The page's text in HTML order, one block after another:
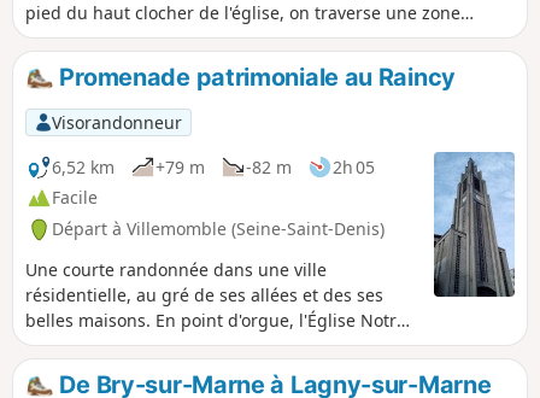
pied du haut clocher de l'église, on traverse une zone
pavillonnaire et on monte sur le Plateau d'Avron. On en
descend en traversant avec quelques zigzags le Parc des
Coteaux d'Avron. Le parcours s'achève sur une voie
piétonnière presque en ligne droite à travers Neuilly-
Plaisance.
Promenade patrimoniale au Raincy
Visorandonneur
6,52 km
+79 m -82 m
2h 05
Facile
Départ à Villemomble (Seine-Saint-Denis)
Une courte randonnée dans une ville
résidentielle, au gré de ses allées et des ses
belles maisons. En point d'orgue, l'Église Notre-
Dame de l'Assomption, résolument moderne
quand elle fut érigée au lendemain de la
De Bry-sur-Marne à Lagny-sur-Marne